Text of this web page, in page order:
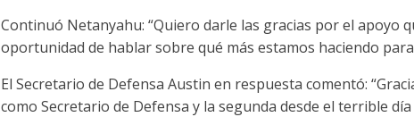
Continuó Netanyahu: “Quiero darle las gracias por el apoyo
oportunidad de hablar sobre qué más estamos haciendo
El Secretario de Defensa Austin en respuesta comentó:
como Secretario de Defensa y la segunda desde el terrible